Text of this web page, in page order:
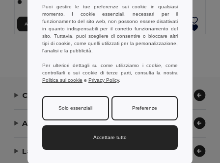
Aggiungi al carrello Aggiungi al carrello
Visualizzazione Di Tutti I Prodotti.
Contattaci
Aiuto or Assistenza
La nostra azienda
Puoi gestire le tue preferenze sui cookie in qualsiasi
momento. I cookie essenziali, necessari per il
funzionamento del sito web, non possono essere disattivati
in quanto indispensabili per il corretto funzionamento del
sito. Tuttavia, puoi scegliere di consentire o bloccare altri
tipi di cookie, come quelli utilizzati per la personalizzazione,
l'analisi e la pubblicità.
Per ulteriori dettagli su come utilizziamo i cookie, come
controllarli e sui cookie di terze parti, consulta la nostra
Politica sui cookie e Privacy Policy.
Solo essenziali Preferenze
Accettare tutto